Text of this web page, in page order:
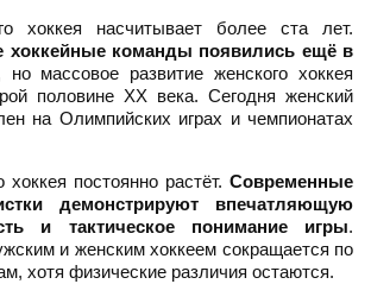
хоккея насчитывает более ста лет.
хоккейные команды появились ещё в
но массовое развитие женского хоккея
половине XX века. Сегодня женский
на Олимпийских играх и чемпионатах
хоккея постоянно растёт. Современные
демонстрируют впечатляющую
и тактическое понимание игры.
и женским хоккеем сокращается по
хотя физические различия остаются.